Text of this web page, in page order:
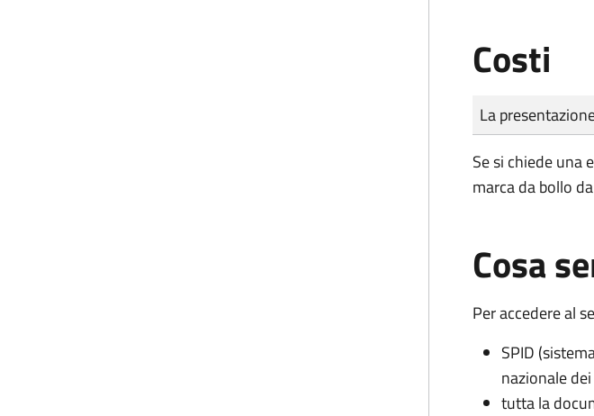
Costi
Tipo di
Importo
La
Se si chiede una
marca da bollo
Cosa
Per accedere al
SPID
nazionale
tutta la